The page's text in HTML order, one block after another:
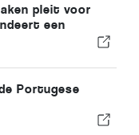
pleit voor
een
Portugese